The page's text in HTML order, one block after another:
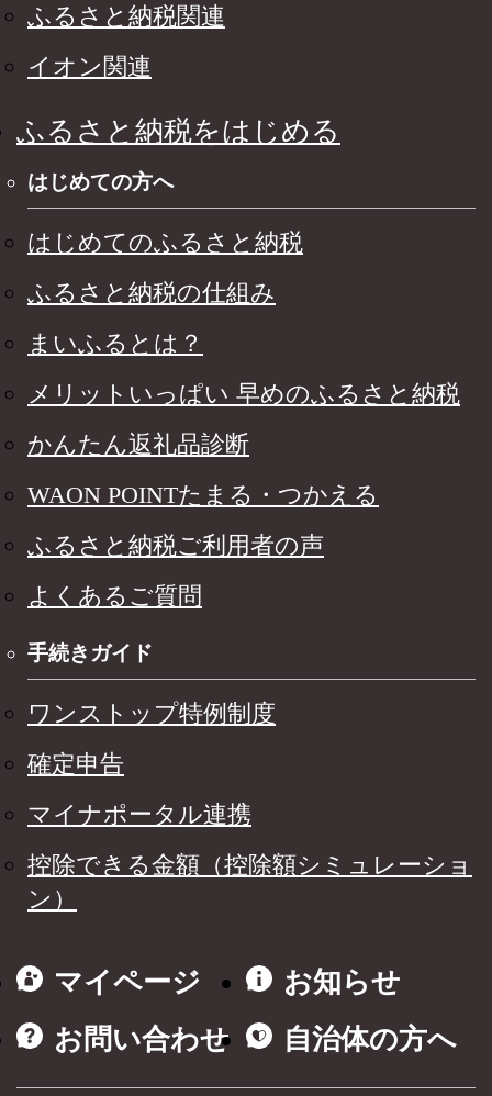
ふるさと納税関連
イオン関連
ふるさと納税をはじめる
はじめての方へ
はじめてのふるさと納税
ふるさと納税の仕組み
まいふるとは？
メリットいっぱい 早めのふるさと納税
かんたん返礼品診断
WAON POINTたまる・つかえる
ふるさと納税ご利用者の声
よくあるご質問
手続きガイド
ワンストップ特例制度
確定申告
マイナポータル連携
控除できる金額（控除額シミュレーショ
ン）
マイページ
お知らせ
お問い合わせ
自治体の方へ